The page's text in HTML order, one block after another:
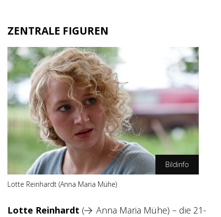
ZENTRALE FIGUREN
Bildinfo
Lotte Reinhardt (Anna Maria Mühe)
Lotte Reinhardt ( Anna Maria Mühe) – die 21-